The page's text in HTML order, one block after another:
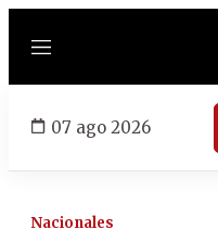
Menú
07 ago 2026
Nacionales